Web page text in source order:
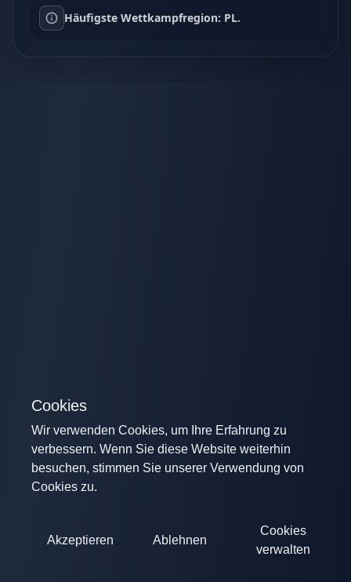
Häufigste Wettkampfregion: PL.
Cookies
Wir verwenden Cookies, um Ihre Erfahrung zu
verbessern. Wenn Sie diese Website weiterhin
besuchen, stimmen Sie unserer Verwendung von
Cookies zu.
Akzeptieren Ablehnen
Cookies
verwalten